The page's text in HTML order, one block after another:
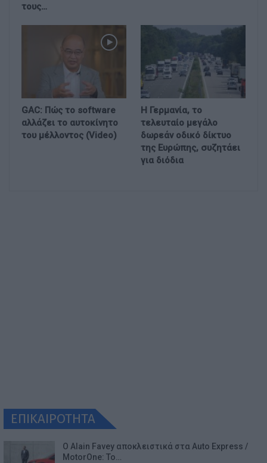
τους…
GAC: Πώς το software
αλλάζει το αυτοκίνητο
του μέλλοντος (Video)
Η Γερμανία, το
τελευταίο μεγάλο
δωρεάν οδικό δίκτυο
της Ευρώπης, συζητάει
για διόδια
ΕΠΙΚΑΙΡΟΤΗΤΑ
Ο Alain Favey αποκλειστικά στα Auto Express /
MotorOne: Το…